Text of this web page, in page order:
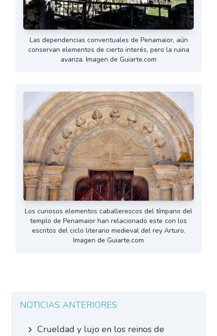
Las dependencias conventuales de Penamaior, aún
conservan elementos de cierto interés, pero la ruina
avanza. Imagen de Guiarte.com
Los curiosos elementos caballerescos del tímpano del
templo de Penamaior han relacionado este con los
escritos del ciclo literario medieval del rey Arturo.
Imagen de Guiarte.com
NOTICIAS ANTERIORES
Crueldad y lujo en los reinos de